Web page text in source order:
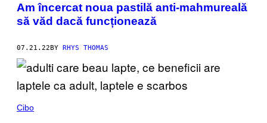
Am încercat noua pastilă anti-mahmureală
să văd dacă funcționează
07.21.22BY RHYS THOMAS
Cibo